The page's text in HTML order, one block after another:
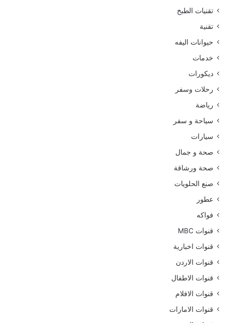
تقنيات الطبخ
تقنية
حيوانات اليفه
خدمات
ديكورات
رحلات وسفر
رياضة
سياحة و سفر
سيارات
صحة و جمال
صحة ورشاقة
صنع الحلويات
عطور
فواكه
قنوات MBC
قنوات اخبارية
قنوات الاردن
قنوات الاطفال
قنوات الافلام
قنوات الامارات